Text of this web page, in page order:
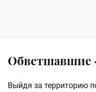
Обветшавшие
Выйдя за территорию